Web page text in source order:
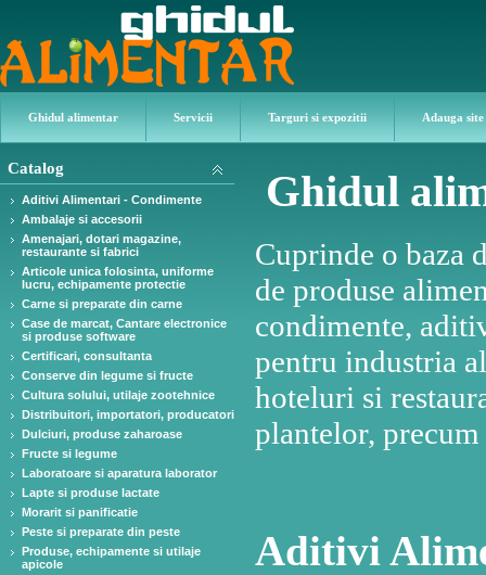
Ghidul alimentar Servicii Targuri si expozitii Adauga site
Catalog
Aditivi Alimentari - Condimente
Ambalaje si accesorii
Amenajari, dotari magazine,
restaurante si fabrici
Articole unica folosinta, uniforme
lucru, echipamente protectie
Carne si preparate din carne
Case de marcat, Cantare electronice
si produse software
Certificari, consultanta
Conserve din legume si fructe
Cultura solului, utilaje zootehnice
Distribuitori, importatori, producatori
Dulciuri, produse zaharoase
Fructe si legume
Laboratoare si aparatura laborator
Lapte si produse lactate
Morarit si panificatie
Peste si preparate din peste
Produse, echipamente si utilaje
apicole
Ghidul
Cuprinde o baza
de produse
condimente,
pentru industria
hoteluri si
plantelor,
Aditivi